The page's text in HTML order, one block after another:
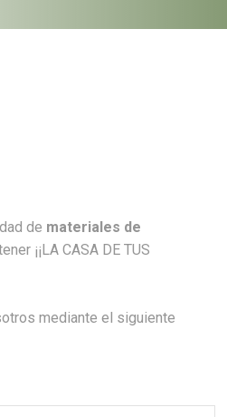
de materiales de
¡¡LA CASA DE TUS
mediante el siguiente